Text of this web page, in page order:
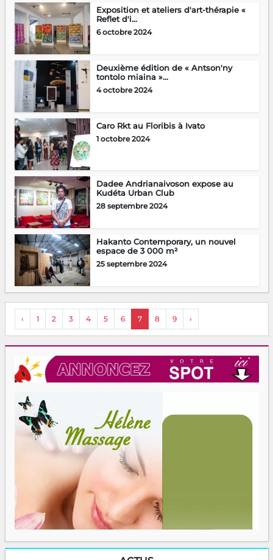
Exposition et ateliers d'art-thérapie «
Reflet d'i...
6 octobre 2024
Deuxième édition de « Antson'ny
tontolo miaina »...
4 octobre 2024
Caro Rkt au Floribis à Ivato
1 octobre 2024
Dadee Andrianaivoson expose au
Kudéta Urban Club
28 septembre 2024
Hakanto Contemporary, un nouvel
espace de 3 000 m²
25 septembre 2024
‹ 1 2 3 4 5 6 7 8 9 ›